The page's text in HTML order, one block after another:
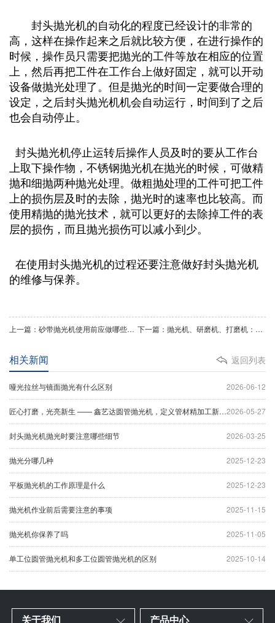
封头抛光机的自动化的程度已经设计的非常的
高，这样在操作起来之后就比较方便，在进行操作的
时候，操作员只需要把抛光的工件等放在相应的位置
上，然后再把工件在工作台上做好固定，就可以开动
设备做抛光处理了。但是抛光的时间一定要做合理的
设定，之后封头抛光机机会自动运行，时间到了之后
也会自动停止。
封头抛光机停止运转后操作人员及时的要从工作台
上取下操作物，不锈钢抛光机在抛光的时候，可做精
抛和细抛两种抛光处理。做粗抛处理的工件可把工件
上的损伤层及时的去除，抛光时的速率也比较高。而
使用精抛的抛光技术，就可以更好的去除掉工件的表
层的损伤，而且抛光损伤可以减小到少。
在使用封头抛光机的过程还要注意做好封头抛光机
的维修与保养。
上一篇：砂带抛光机使用前应做哪些准备 下一篇：抛光机、研磨机、打磨机：三大表面处理设备核心区别与选型指南
返回列表
相关新闻
2026-06-12
哑光拉丝与镜面抛光有什么区别
2026-05-27
匠心打磨，光亮新生 —— 鑫艺达圆管抛光机，定义管材精加工新标杆
2026-03-25
封头抛光机抛光时要注意哪些细节
2025-12-23
抛光分哪几种
2025-12-23
平板抛光机的工作原理是什么
2025-11-15
抛光机作业前后需要注意的事项
2025-11-05
抛光机你保养了吗
2025-10-14
单工位圆管抛光机和多工位圆管抛光机的区别
关于我们 产品中心